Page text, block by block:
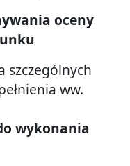
oceny
szczególnych
ww.
wykonania